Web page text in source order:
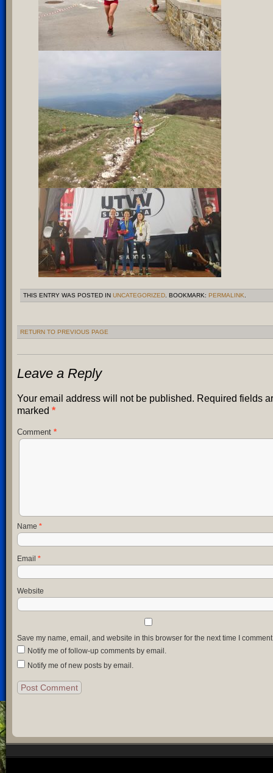
THIS ENTRY WAS POSTED IN UNCATEGORIZED . BOOKMARK: PERMALINK
RETURN TO PREVIOUS PAGE
Leave a Reply
Your email address will not be published. Required fields
marked *
Comment *
Name *
Email *
Website
Save my name, email, and website in this browser for the next time I
Notify me of follow-up comments by email.
Notify me of new posts by email.